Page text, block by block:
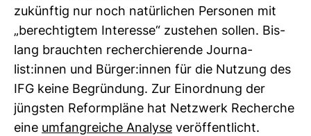
zukünftig nur noch natür­li­chen Per­sonen mit
„berech­tigtem Inter­esse“ zustehen sollen. Bis­
lang brauchten recher­chie­rende Jour­na­
list:innen und Bürger:innen für die Nut­zung des
IFG keine Begrün­dung. Zur Ein­ord­nung der
jüngsten Reform­pläne hat Netz­werk Recherche
eine umfang­reiche Ana­lyse ver­öf­fent­licht.